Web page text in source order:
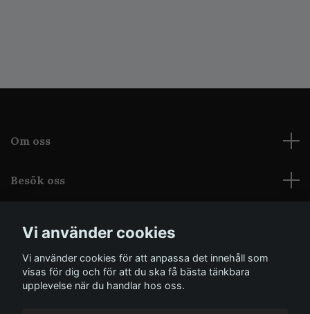
Om oss
Besök oss
Sociala medier
Vi använder cookies
Vi använder cookies för att anpassa det innehåll som
visas för dig och för att du ska få bästa tänkbara
upplevelse när du handlar hos oss.